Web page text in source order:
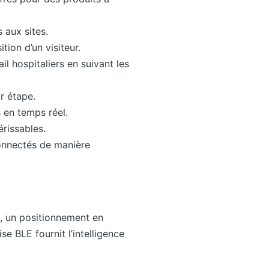
aux sites.
d’un visiteur.
hospitaliers en suivant les
étape.
temps réel.
de manière
un positionnement en
BLE fournit l’intelligence